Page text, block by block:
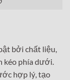
bởi chất liệu,
kéo phía dưới.
hợp lý, tạo